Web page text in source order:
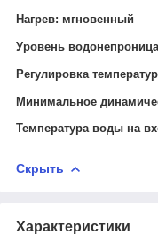
Нагрев: мгновенный
Уровень
Регулировка
Минимальное
Температура воды на
Скрыть
Характеристики